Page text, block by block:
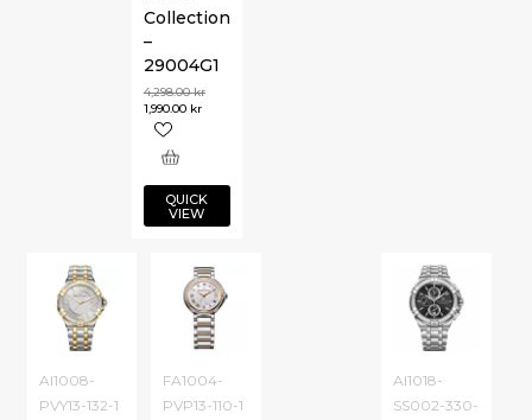
Collection
–
29004G1
4,298.00kr
1,990.00 kr
QUICK
VIEW
AI1008-
PVY13-132-1
AI1018-
SS002-330-
FA1004-
PVP13-110-1